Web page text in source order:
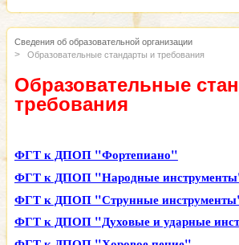
Сведения об образовательной организации
Образовательные стандарты и требования
Образовательные
требования
ФГТ к ДПОП "Фортепиано"
ФГТ к ДПОП "Народные
ФГТ к ДПОП "Струнные
ФГТ к ДПОП "Духовые и ударные